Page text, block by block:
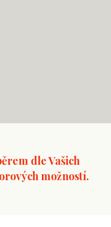
dle Vašich
možností.